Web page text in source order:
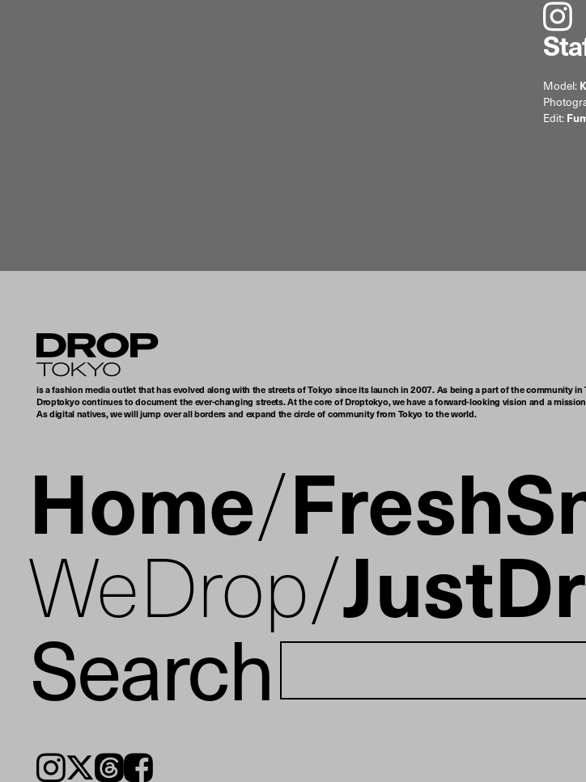
instagram
Model:
Edit:
Droptokyo
is a fashion media outlet that has evolved along with the streets of Tokyo since its launch in 2007. As being a part of the community
Droptokyo continues to document the ever-changing streets. At the core of Droptokyo, we have a forward-looking vision and a
As digital natives, we will jump over all borders and expand the circle of community from Tokyo to the world.
Home
WeDrop
Search
Instagram𝕏ThreadsFacebook